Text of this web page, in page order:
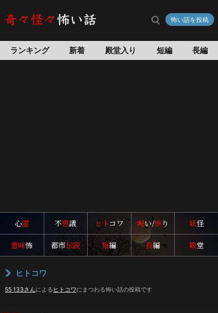
怖い話を投稿
ランキング 新着 殿堂入り 短編 長編
心霊 不思議 ヒトコワ 呪い/祟り 妖怪
意味怖 都市伝説 短編 長編 殿堂
ヒトコワ
55 133さんによる ヒトコワにまつわる怖い話の投稿です